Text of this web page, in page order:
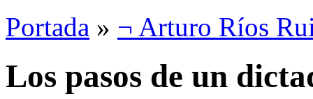
Portada » ¬ Arturo Ríos
Los pasos de un